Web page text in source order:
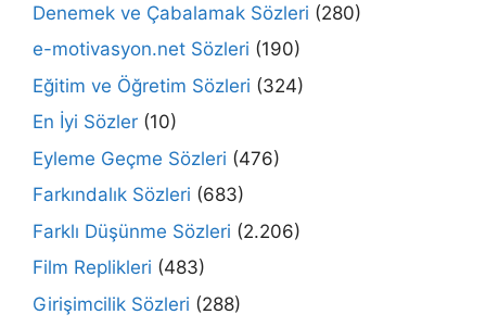
Denemek ve Çabalamak Sözleri (280)
e-motivasyon.net Sözleri (190)
Eğitim ve Öğretim Sözleri (324)
En İyi Sözler (10)
Eyleme Geçme Sözleri (476)
Farkındalık Sözleri (683)
Farklı Düşünme Sözleri (2.206)
Film Replikleri (483)
Girişimcilik Sözleri (288)